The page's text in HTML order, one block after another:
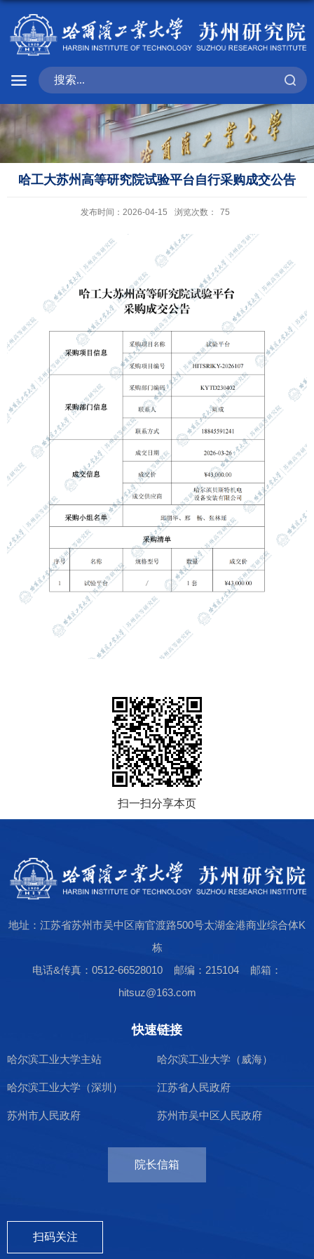
哈工大苏州高等研究院试验平台自行采购成交公告
发布时间：2026-04-15 浏览次数： 75
扫一扫分享本页
地址：江苏省苏州市吴中区南官渡路500号太湖金港商业综合体K
栋
电话&传真：0512-66528010 邮编：215104 邮箱：
hitsuz@163.com
快速链接
哈尔滨工业大学主站 哈尔滨工业大学（威海）
哈尔滨工业大学（深圳） 江苏省人民政府
苏州市人民政府 苏州市吴中区人民政府
院长信箱
扫码关注